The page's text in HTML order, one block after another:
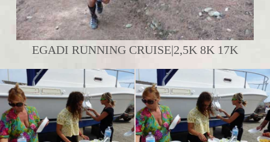
EGADI RUNNING CRUISE|2,5K 8K 17K